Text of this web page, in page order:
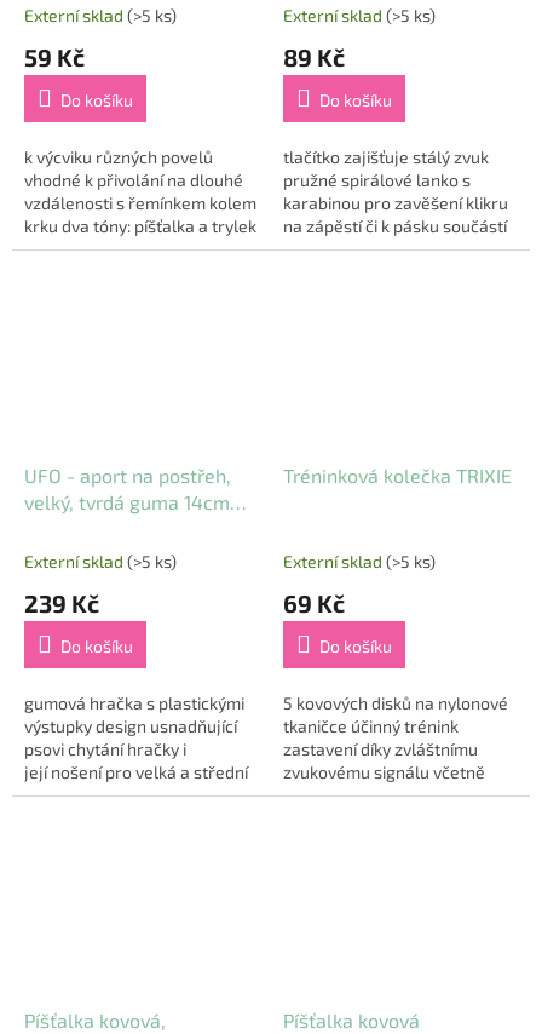
Externí sklad (>5 ks)
59 Kč
Do košíku
k výcviku různých povelů
vhodné k přivolání na dlouhé
vzdálenosti s řemínkem kolem
krku dva tóny: píšťalka a trylek
materiál: plast, kožený
Externí sklad (>5 ks)
89 Kč
Do košíku
tlačítko zajišťuje stálý zvuk
pružné spirálové lanko s
karabinou pro zavěšení klikru
na zápěstí či k pásku součástí
je brožura s návodem, tipy a
UFO - aport na postřeh,
velký, tvrdá guma 14cm
Externí sklad (>5 ks)
239 Kč
Do košíku
gumová hračka s plastickými
výstupky design usnadňující
psovi chytání hračky i
její nošení pro velká a střední
plemena psů hračka při
Tréninková kolečka TRIXIE
Externí sklad (>5 ks)
69 Kč
Do košíku
5 kovových disků na nylonové
tkaničce účinný trénink
zastavení díky zvláštnímu
zvukovému signálu včetně
návodu s tipy a triky pro
Píšťalka kovová,
Píšťalka kovová